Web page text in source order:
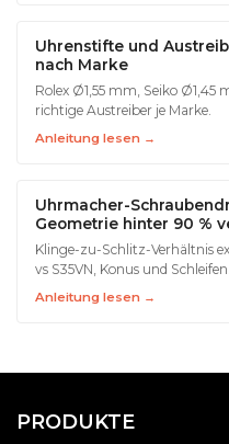
Uhrenstifte und
nach Marke
Rolex Ø1,55 mm, Seiko Ø1,45
richtige Austreiber je Marke.
Anleitung lesen →
Uhrmacher-
Geometrie hinter 90 %
Klinge-zu-Schlitz-Verhältnis
vs S35VN, Konus und Schleifen.
Anleitung lesen →
PRODUKTE